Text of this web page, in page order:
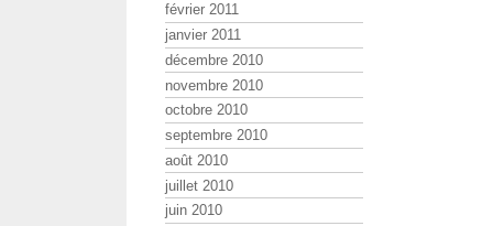
février 2011
janvier 2011
décembre 2010
novembre 2010
octobre 2010
septembre 2010
août 2010
juillet 2010
juin 2010